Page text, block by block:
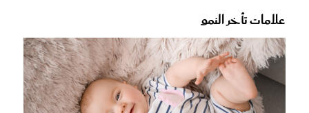
علامات تأخر النمو